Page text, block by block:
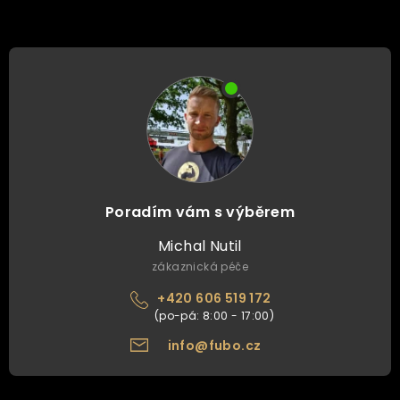
Poradím vám s výběrem
Michal Nutil
zákaznická péče
+420 606 519 172
info@fubo.cz